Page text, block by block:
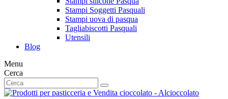
Stampi Soggetti Pasquali
Stampi uova di pasqua
Tagliabiscotti Pasquali
Utensili
Blog
Menu
Cerca